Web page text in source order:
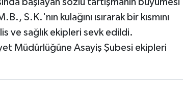
S.K.'nın kulağını ısırarak bir kısmını
ve sağlık ekipleri sevk edildi.
Müdürlüğüne Asayiş Şubesi ekipleri